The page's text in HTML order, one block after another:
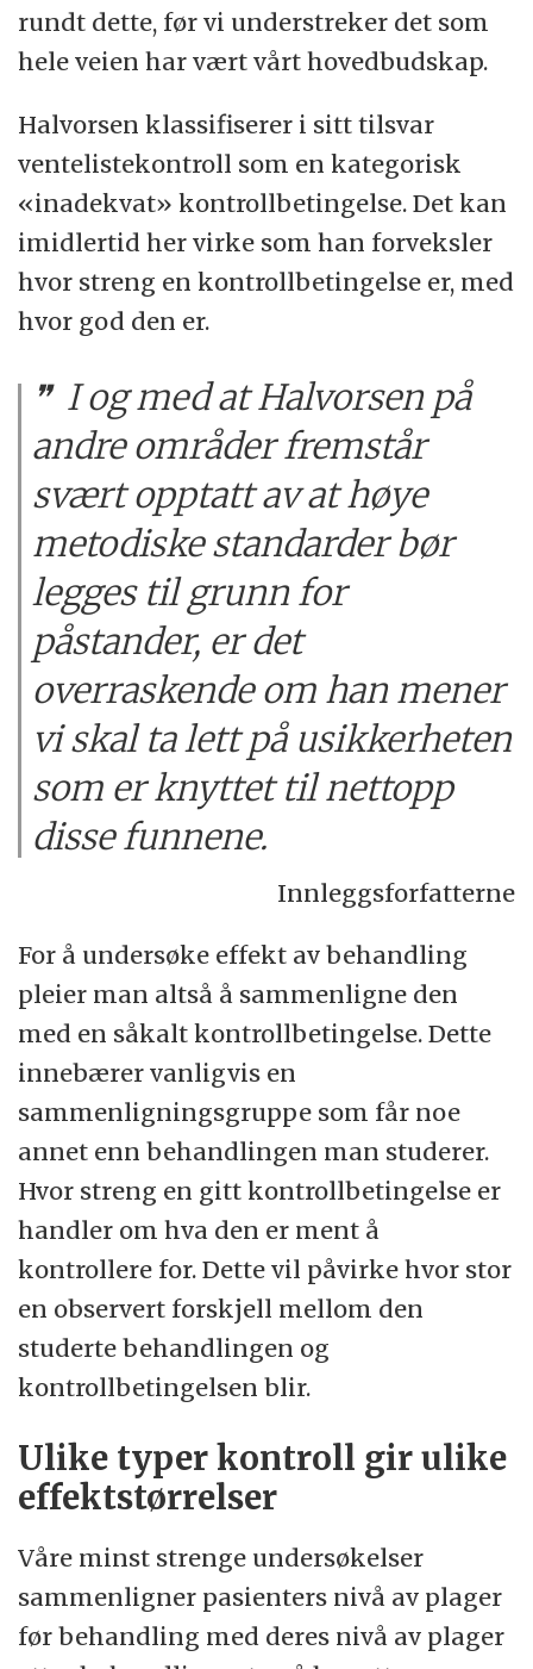
rundt dette, før vi understreker det som
hele veien har vært vårt hovedbudskap.
Halvorsen klassifiserer i sitt tilsvar
ventelistekontroll som en kategorisk
«inadekvat» kontrollbetingelse. Det kan
imidlertid her virke som han forveksler
hvor streng en kontrollbetingelse er, med
hvor god den er.
I og med at Halvorsen på
andre områder fremstår
svært opptatt av at høye
metodiske standarder bør
legges til grunn for
påstander, er det
overraskende om han mener
vi skal ta lett på usikkerheten
som er knyttet til nettopp
disse funnene.
Innleggsforfatterne
For å undersøke effekt av behandling
pleier man altså å sammenligne den
med en såkalt kontrollbetingelse. Dette
innebærer vanligvis en
sammenligningsgruppe som får noe
annet enn behandlingen man studerer.
Hvor streng en gitt kontrollbetingelse er
handler om hva den er ment å
kontrollere for. Dette vil påvirke hvor stor
en observert forskjell mellom den
studerte behandlingen og
kontrollbetingelsen blir.
Ulike typer kontroll gir ulike
effektstørrelser
Våre minst strenge undersøkelser
sammenligner pasienters nivå av plager
før behandling med deres nivå av plager